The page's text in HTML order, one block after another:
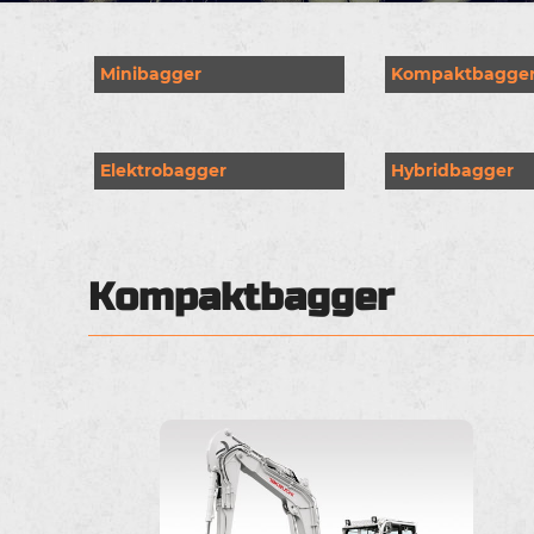
Minibagger
Elektrobagger Hybridbagger
Kompaktbagger